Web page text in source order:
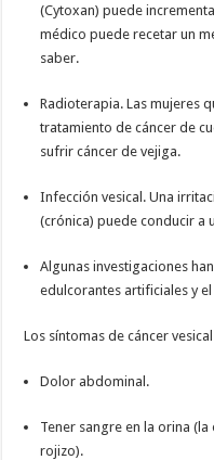
(Cytoxan) puede
médico puede recetar un
saber.
Radioterapia. Las mujeres
tratamiento de cáncer de
sufrir cáncer de vejiga.
Infección vesical. Una
(crónica) puede conducir a
Algunas investigaciones
edulcorantes artificiales y
Los síntomas de cáncer
Dolor abdominal.
Tener sangre en la orina
rojizo).